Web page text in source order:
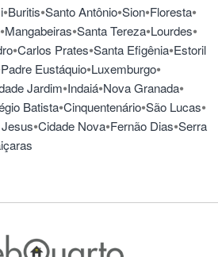
•Buritis•Santo Antônio•Sion•Floresta•
•Mangabeiras•Santa Tereza•Lourdes•
•Carlos Prates•Santa Efigênia•Estoril
Padre Eustáquio•Luxemburgo•
Jardim•Indaiá•Nova Granada•
Batista•Cinquentenário•São Lucas•
•Cidade Nova•Fernão Dias•Serra